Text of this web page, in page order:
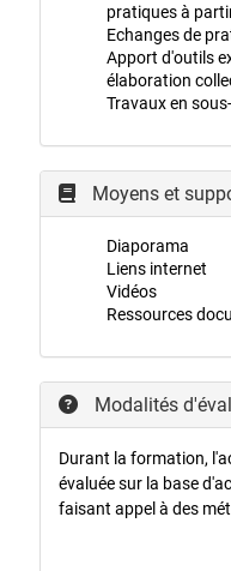
pratiques à
Echanges de
Apport d'outils
élaboration
Travaux en
Moyens et
Diaporama
Liens internet
Vidéos
Ressources
Modalités
Durant la formation,
évaluée sur la base
faisant appel à des